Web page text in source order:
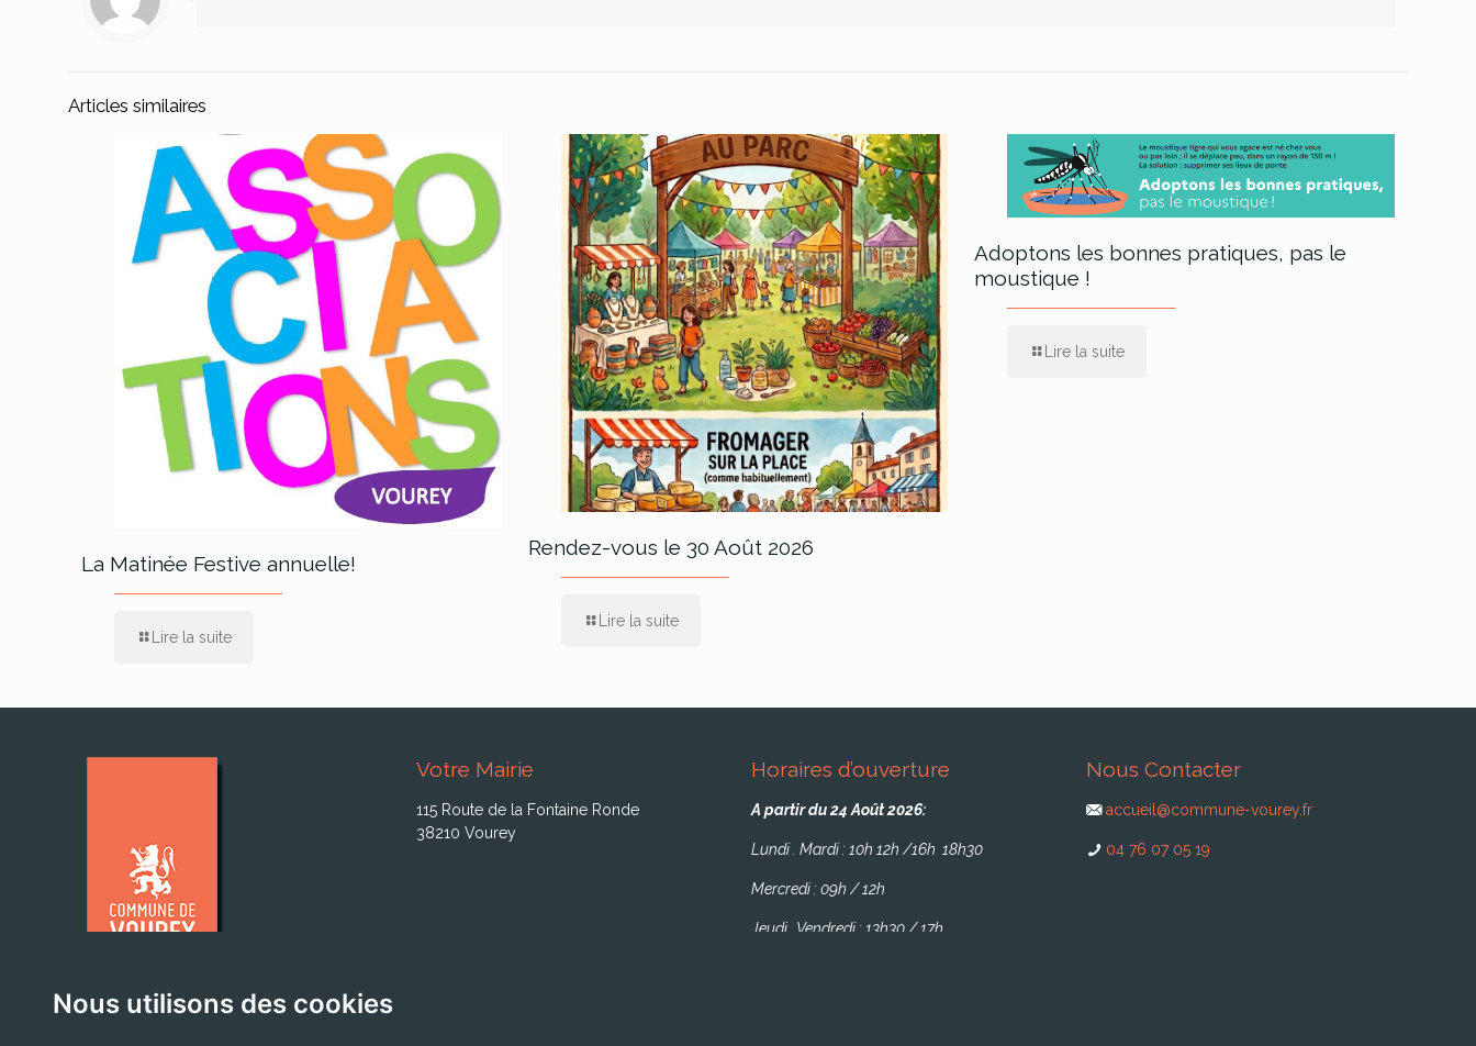
Nous utilisons des cookies
Articles similaires
La Matinée Festive annuelle!
Lire la suite
Rendez-vous le 30 Août 2026
Lire la suite
Adoptons les bonnes pratiques, pas le
moustique !
Lire la suite
Votre Mairie
115 Route de la Fontaine Ronde
38210 Vourey
Horaires d’ouverture
A partir du 24 Août 2026:
Lundi . Mardi : 10h 12h /16h 18h30
Mercredi : 09h / 12h
Jeudi . Vendredi : 13h30 / 17h
Nous Contacter
accueil@commune-vourey.fr
04 76 07 05 19